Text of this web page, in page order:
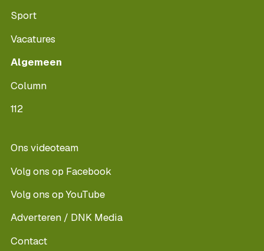
Sport
Vacatures
Algemeen
Column
112
Ons videoteam
Volg ons op Facebook
Volg ons op YouTube
Adverteren / DNK Media
Contact